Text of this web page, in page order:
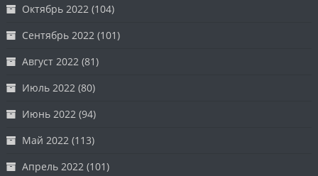
Октябрь 2022 (104)
Сентябрь 2022 (101)
Август 2022 (81)
Июль 2022 (80)
Июнь 2022 (94)
Май 2022 (113)
Апрель 2022 (101)